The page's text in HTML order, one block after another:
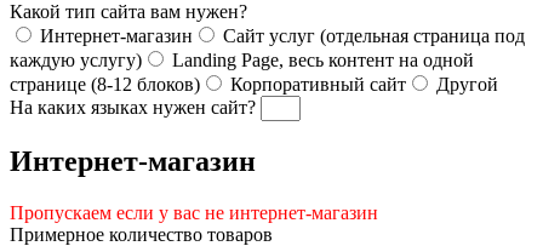
Какой тип сайта вам нужен?
Интернет-магазин
Сайт услуг (отдельная страница под
каждую услугу)
Landing Page, весь контент на одной
странице (8-12 блоков)
Корпоративный сайт
Другой
На каких языках нужен сайт?
Интернет-магазин
Пропускаем если у вас не интернет-магазин
Примерное количество товаров